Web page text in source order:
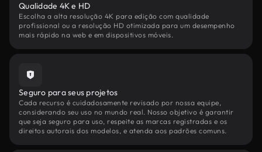
Qualidade 4K e HD
Escolha a alta resolução 4K para edição com qualidade
profissional ou a resolução HD otimizada para um desempenho
mais rápido na web e em dispositivos móveis.
Seguro para seus projetos
Cada recurso é cuidadosamente revisado por nossa equipe,
considerando seu uso no mundo real. Nosso objetivo é garantir
que seja seguro para uso, respeite as marcas registradas e os
direitos autorais dos modelos, e atenda aos padrões comuns.